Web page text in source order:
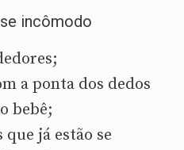
incômodo
a ponta dos dedos
bebê;
que já estão se